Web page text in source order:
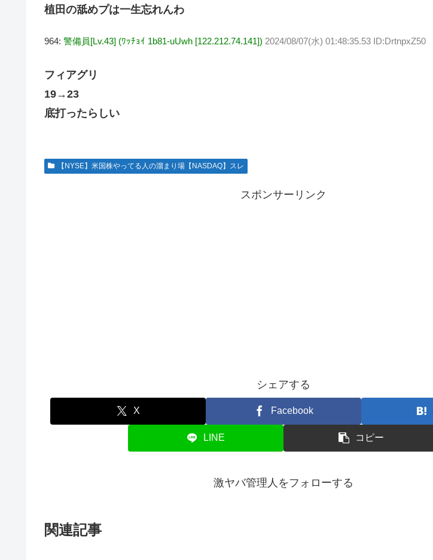
植田の舐めプは一生忘れんわ
964: 警備員[Lv.43] (ﾜｯﾁｮｲ 1b81-uUwh [122.212.74.141]) 2024/08/07(水) 01:48:35.53 ID:DrtnpxZ50
フィアグリ
19→23
底打ったらしい
【NYSE】米国株やってる人の溜まり場【NASDAQ】スレ
スポンサーリンク
シェアする
X Facebook
LINE コピー
激ヤバ管理人をフォローする
関連記事